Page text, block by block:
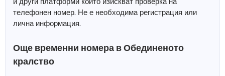
телефонен номер. Не е необходима регистрация или
лична информация.
Още временни номера в Обединеното
кралство